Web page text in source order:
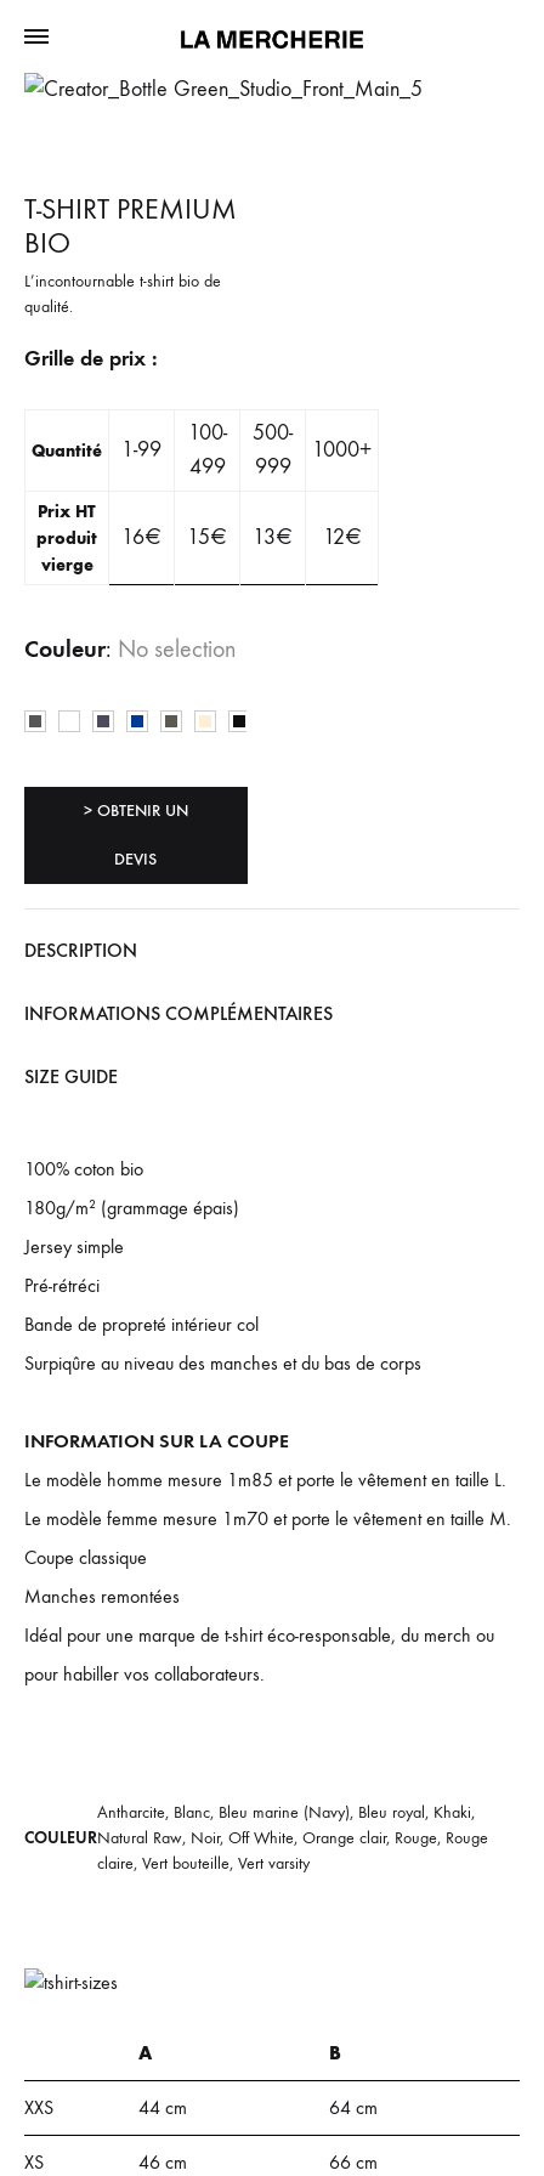
T-SHIRT PREMIUM
BIO
L’incontournable t-shirt bio de
qualité.
Grille de prix :
Quantité 1-99
100-
499
500-
999
1000+
Prix HT
produit
vierge
16€ 15€ 13€ 12€
Couleur: No selection
> OBTENIR UN
DEVIS
DESCRIPTION
INFORMATIONS COMPLÉMENTAIRES
SIZE GUIDE
100% coton bio
180g/m² (grammage épais)
Jersey simple
Pré-rétréci
Bande de propreté intérieur col
Surpiqûre au niveau des manches et du bas de corps
INFORMATION SUR LA COUPE
Le modèle homme mesure 1m85 et porte le vêtement en taille L.
Le modèle femme mesure 1m70 et porte le vêtement en taille M.
Coupe classique
Manches remontées
Idéal pour une marque de t-shirt éco-responsable, du merch ou
pour habiller vos collaborateurs.
COULEUR
Antharcite, Blanc, Bleu marine (Navy), Bleu royal, Khaki,
Natural Raw, Noir, Off White, Orange clair, Rouge, Rouge
claire, Vert bouteille, Vert varsity
A B
XXS 44 cm 64 cm
XS 46 cm 66 cm